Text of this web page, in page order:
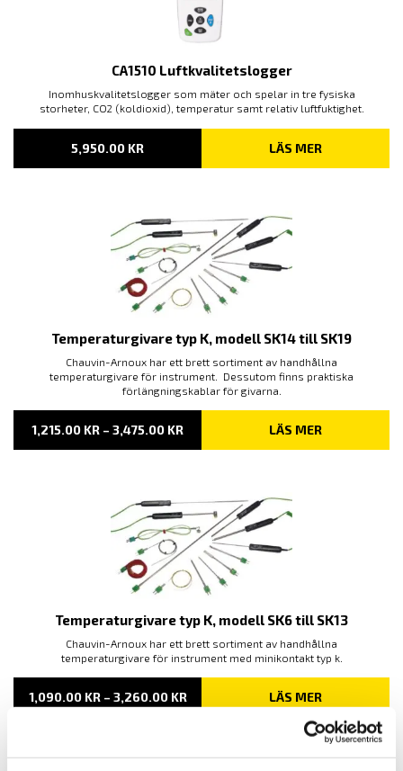
CA1510 Luftkvalitetslogger
Inomhuskvalitetslogger som mäter och spelar in tre fysiska
storheter, CO2 (koldioxid), temperatur samt relativ luftfuktighet.
5,950.00 KR LÄS MER
Temperaturgivare typ K, modell SK14 till SK19
Chauvin-Arnoux har ett brett sortiment av handhållna
temperaturgivare för instrument. Dessutom finns praktiska
förlängningskablar för givarna.
1,215.00 KR – 3,475.00 KRPRISINTERVALL:
TILL
LÄS MER
Temperaturgivare typ K, modell SK6 till SK13
Chauvin-Arnoux har ett brett sortiment av handhållna
temperaturgivare för instrument med minikontakt typ k.
1,090.00 KR – 3,260.00 KRPRISINTERVALL:
1,090.00 KR
LÄS MER